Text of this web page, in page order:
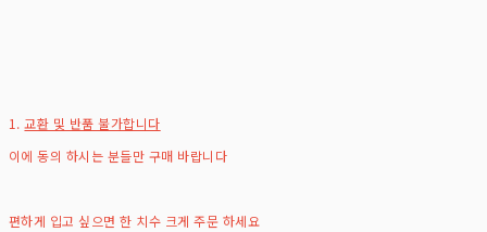
1.교환 및 반품 불가합니다
이에 동의 하시는 분들만 구매 바랍니다
편하게 입고 싶으면 한 치수 크게 주문 하세요